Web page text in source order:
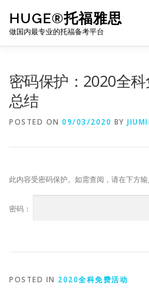
content
HUGE®托福雅思
做国内最专业的托福备考平台
密码保护：2020全
总结
POSTED ON 09/03/2020 BY
此内容受密码保护。如需查阅，请在下方输
密码：
POSTED IN 2020全科免费活动